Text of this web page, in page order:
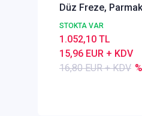
Düz Freze,
Z=4,TiSiN Kaplamalı
STOKTA VAR
16,80 EUR + KDV
15,96 EUR + KDV
1.052,10 TL